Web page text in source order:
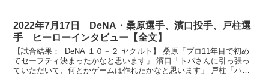
2022年7月17日 DeNA・桑原選手、濱口投手、戸柱選
手 ヒーローインタビュー【全文】
【試合結果： DeNA １０－２ ヤクルト】 桑原「プロ11年目で初め
てセーフティ決まったかなと思います」 濱口「トバさんに引っ張っ
ていただいて、何とかゲームは作れたかなと思います」 戸柱「ハマ